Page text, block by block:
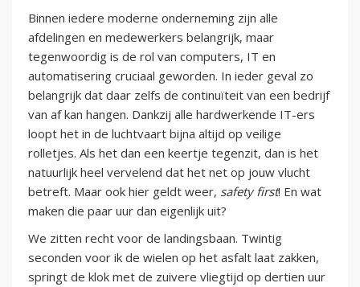
Binnen iedere moderne onderneming zijn alle
afdelingen en medewerkers belangrijk, maar
tegenwoordig is de rol van computers, IT en
automatisering cruciaal geworden. In ieder geval zo
belangrijk dat daar zelfs de continuïteit van een bedrijf
van af kan hangen. Dankzij alle hardwerkende IT-ers
loopt het in de luchtvaart bijna altijd op veilige
rolletjes. Als het dan een keertje tegenzit, dan is het
natuurlijk heel vervelend dat het net op jouw vlucht
betreft. Maar ook hier geldt weer, safety first! En wat
maken die paar uur dan eigenlijk uit?
We zitten recht voor de landingsbaan. Twintig
seconden voor ik de wielen op het asfalt laat zakken,
springt de klok met de zuivere vliegtijd op dertien uur